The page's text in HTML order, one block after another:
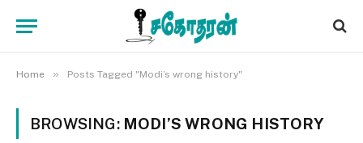
Home » Posts Tagged "Modi’s wrong history"
BROWSING: MODI’S WRONG HISTORY